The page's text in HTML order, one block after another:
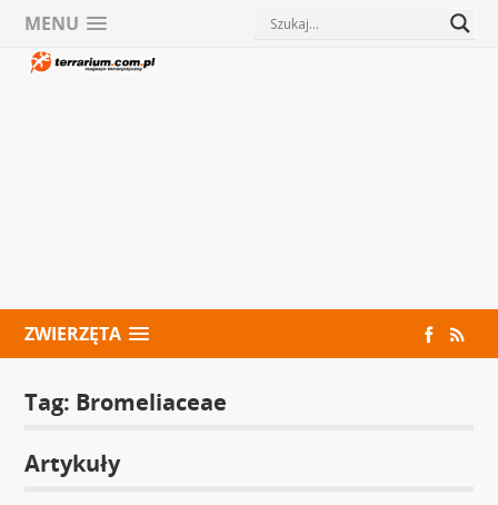
MENU
ZWIERZĘTA
Tag: Bromeliaceae
Artykuły